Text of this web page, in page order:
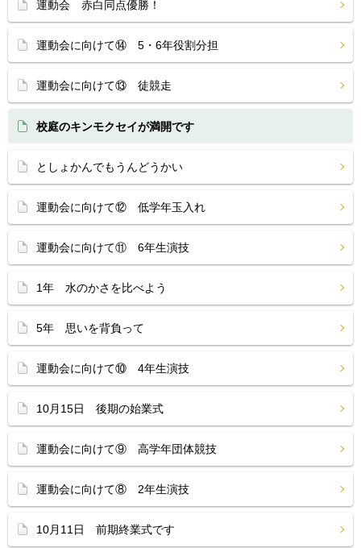
運動会 赤白同点優勝！
運動会に向けて⑭ 5・6年役割分担
運動会に向けて⑬ 徒競走
校庭のキンモクセイが満開です
としょかんでもうんどうかい
運動会に向けて⑫ 低学年玉入れ
運動会に向けて⑪ 6年生演技
1年 水のかさを比べよう
5年 思いを背負って
運動会に向けて⑩ 4年生演技
10月15日 後期の始業式
運動会に向けて⑨ 高学年団体競技
運動会に向けて⑧ 2年生演技
10月11日 前期終業式です